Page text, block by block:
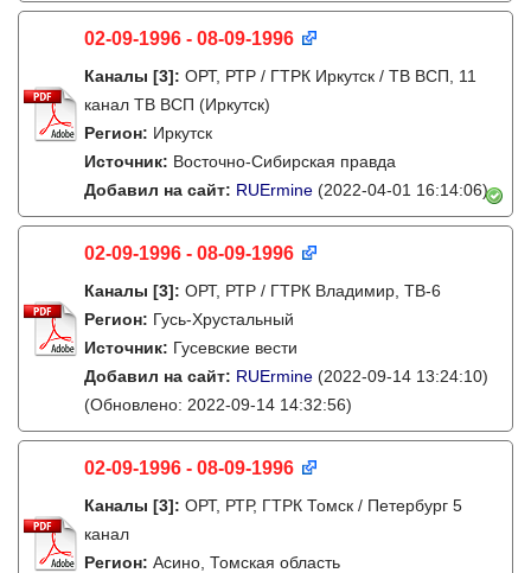
02-09-1996 - 08-09-1996
Каналы [3]: ОРТ, РТР / ГТРК Иркутск / ТВ ВСП, 11
канал ТВ ВСП (Иркутск)
Регион: Иркутск
Источник: Восточно-Сибирская правда
Добавил на сайт: RUErmine (2022-04-01 16:14:06)
02-09-1996 - 08-09-1996
Каналы [3]: ОРТ, РТР / ГТРК Владимир, ТВ-6
Регион: Гусь-Хрустальный
Источник: Гусевские вести
Добавил на сайт: RUErmine (2022-09-14 13:24:10)
(Обновлено: 2022-09-14 14:32:56)
02-09-1996 - 08-09-1996
Каналы [3]: ОРТ, РТР, ГТРК Томск / Петербург 5
канал
Регион: Асино, Томская область